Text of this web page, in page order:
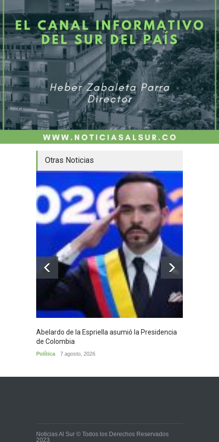
Otras Noticias
Abelardo de la Espriella asumió la Presidencia
de Colombia
Política 7 agosto, 2026
Noticias Al Sur © Todos los Derechos Reservados
2023